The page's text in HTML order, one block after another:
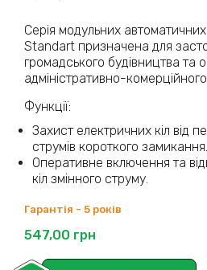
Серія модульних
Standart призначена для
громадського будівництва та
адміністративно-
Функції:
Захист електричних кіл від
струмів короткого замикання.
Оперативне включення та
кіл змінного струму.
Гарантія - 5 років
547,00 грн